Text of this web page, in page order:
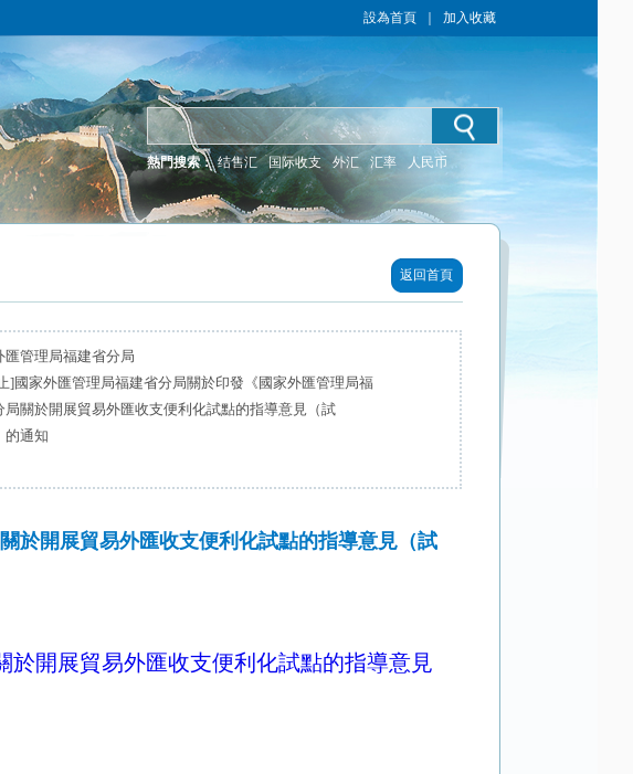
設為首頁 加入收藏
熱門搜索： 结售汇 国际收支 外汇 汇率 人民币
返回首頁
匯管理局福建省分局
]國家外匯管理局福建省分局關於印發《國家外匯管理局福
局關於開展貿易外匯收支便利化試點的指導意見（試
的通知​
於開展貿易外匯收支便利化試點的指導意見（試
開展貿易外匯收支便利化試點的指導意見